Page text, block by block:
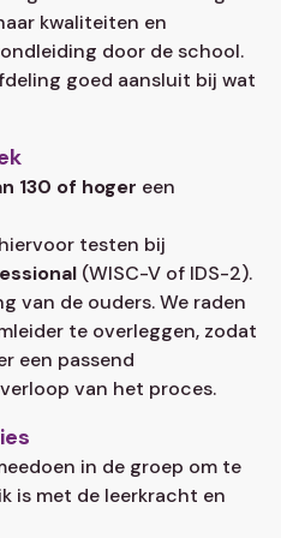
kwaliteiten en
door de school.
goed aansluit bij wat
130 of hoger een
testen bij
(WISC-V of IDS-2).
van de ouders. We raden
te overleggen, zodat
een passend
van het proces.
in de groep om te
is met de leerkracht en